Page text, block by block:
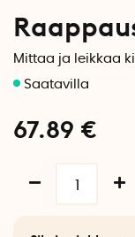
Mittaa ja leikkaa
67.89 €